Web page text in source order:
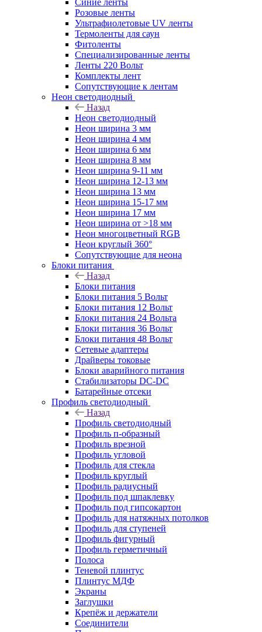
Синие ленты
Розовые ленты
Ультрафиолетовые UV ленты
Термоленты для саун
Фитоленты
Специализированные ленты
Ленты 220 Вольт
Комплекты лент
Сопутствующие к лентам
Неон светодиодный
Назад
Неон светодиодный
Неон ширина 3 мм
Неон ширина 4 мм
Неон ширина 6 мм
Неон ширина 8 мм
Неон ширина 9-11 мм
Неон ширина 12-13 мм
Неон ширина 13 мм
Неон ширина 15-17 мм
Неон ширина 17 мм
Неон ширина от >18 мм
Неон многоцветный RGB
Неон круглый 360°
Сопутствующие для неона
Блоки питания
Назад
Блоки питания
Блоки питания 5 Вольт
Блоки питания 12 Вольт
Блоки питания 24 Вольта
Блоки питания 36 Вольт
Блоки питания 48 Вольт
Сетевые адаптеры
Драйверы токовые
Блоки аварийного питания
Стабилизаторы DC-DC
Батарейные отсеки
Профиль светодиодный
Назад
Профиль светодиодный
Профиль п-образный
Профиль врезной
Профиль угловой
Профиль для стекла
Профиль круглый
Профиль радиусный
Профиль под шпаклевку
Профиль под гипсокартон
Профиль для натяжных потолков
Профиль для ступеней
Профиль фигурный
Профиль герметичный
Полоса
Теневой плинтус
Плинтус МДФ
Экраны
Заглушки
Крепёж и держатели
Соединители